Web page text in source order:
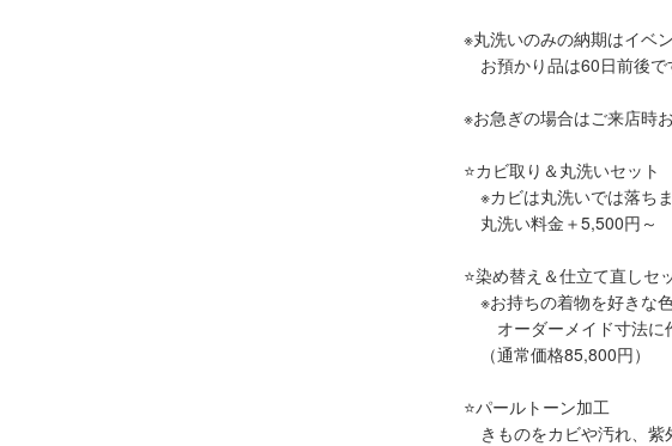
※丸洗いのみの納期はイベ
お預かり品は60日前後で
※お急ぎの場合はご来店時
⭐カビ取り＆丸洗いセット
※カビは丸洗いでは落ち
丸洗い料金＋5,500円～
⭐染め替え＆仕立て直し
※お持ちの着物を好きな
オーダーメイド寸法に
（通常価格85,800円）
⭐パールトーン加工
きものをカビや汚れ、紫